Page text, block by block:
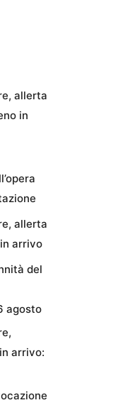
allerta
in
allerta
arrivo
del
agosto
arrivo: